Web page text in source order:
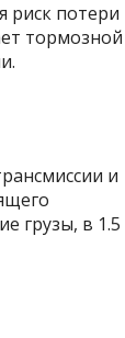
риск потери
тормозной
и
грузы, в 1.5